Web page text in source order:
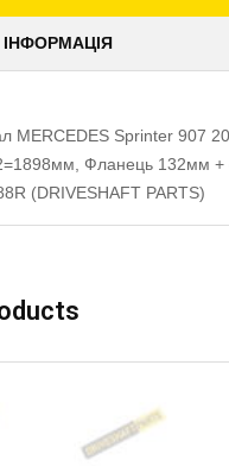
MERCEDES Sprinter 907
Фланець 132мм +
(DRIVESHAFT PARTS)